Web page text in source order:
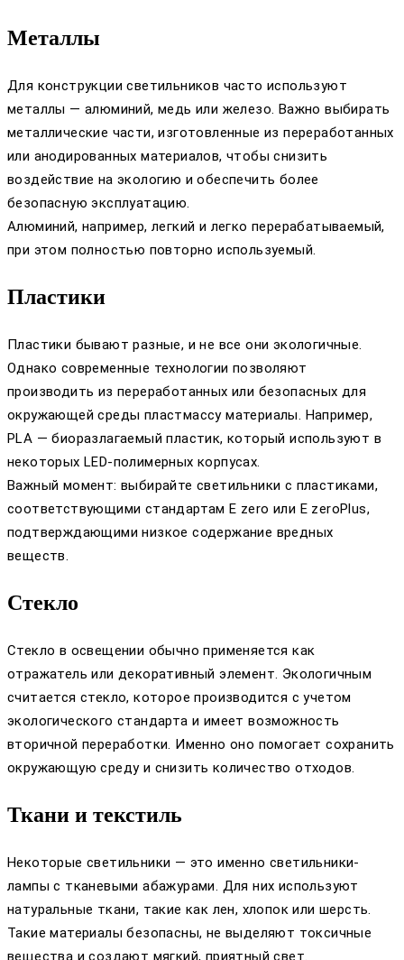
Металлы
Для конструкции светильников часто используют
металлы — алюминий, медь или железо. Важно выбирать
металлические части, изготовленные из переработанных
или анодированных материалов, чтобы снизить
воздействие на экологию и обеспечить более
безопасную эксплуатацию.
Алюминий, например, легкий и легко перерабатываемый,
при этом полностью повторно используемый.
Пластики
Пластики бывают разные, и не все они экологичные.
Однако современные технологии позволяют
производить из переработанных или безопасных для
окружающей среды пластмассу материалы. Например,
PLA — биоразлагаемый пластик, который используют в
некоторых LED-полимерных корпусах.
Важный момент: выбирайте светильники с пластиками,
соответствующими стандартам E zero или E zeroPlus,
подтверждающими низкое содержание вредных
веществ.
Стекло
Стекло в освещении обычно применяется как
отражатель или декоративный элемент. Экологичным
считается стекло, которое производится с учетом
экологического стандарта и имеет возможность
вторичной переработки. Именно оно помогает сохранить
окружающую среду и снизить количество отходов.
Ткани и текстиль
Некоторые светильники — это именно светильники-
лампы с тканевыми абажурами. Для них используют
натуральные ткани, такие как лен, хлопок или шерсть.
Такие материалы безопасны, не выделяют токсичные
вещества и создают мягкий, приятный свет.